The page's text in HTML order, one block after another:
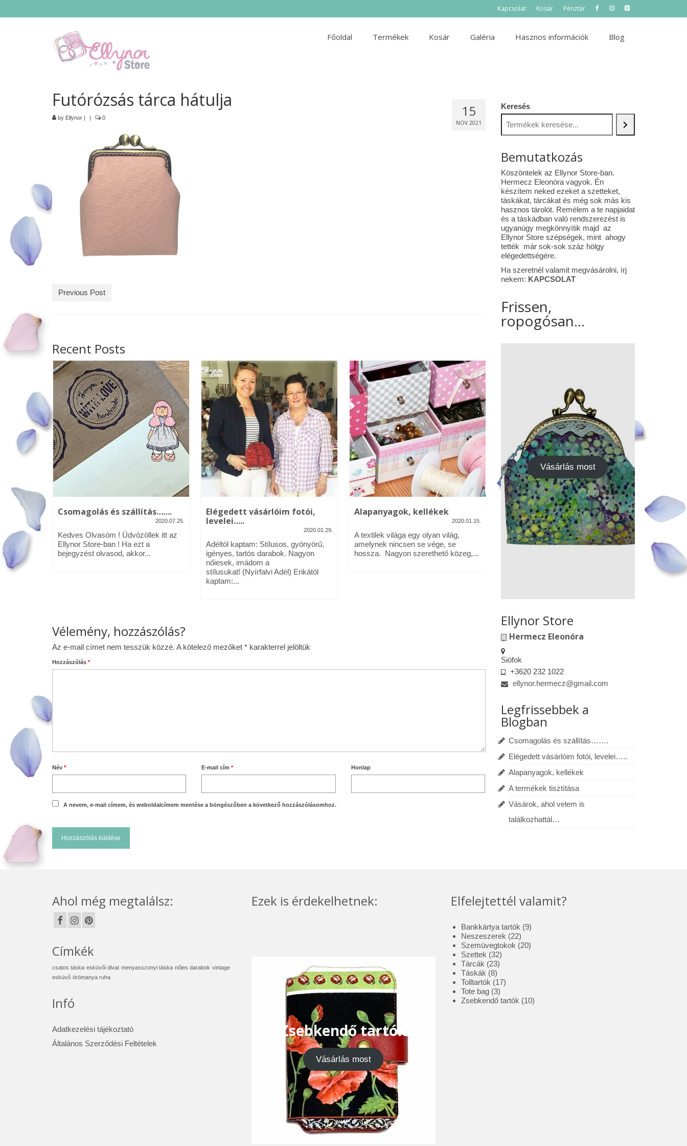
Kapcsolat Kosár Pénztár
Főoldal Termékek Kosár Galéria Hasznos információk Blog
15
NOV 2021
Futórózsás tárca hátulja
by Ellynor | | 0
Previous Post
Recent Posts
– Üdv
2020.01.09.
Ellynor
Csomagolás és szállítás…….
2020.07.25.
Kedves Olvasóm ! Üdvözöllek itt az
Ellynor Store-ban ! Ha ezt a
bejegyzést olvasod, akkor...
Elégedett vásárlóim fotói,
levelei…..
2020.01.29.
Adéltól kaptam: Stílusos, gyönyörű,
igényes, tartós darabok. Nagyon
nőiesek, imádom a
stílusukat! (Nyírfalvi Adél) Erikától
kaptam:...
Alapanyagok, kellékek
2020.01.15.
A textilek világa egy olyan világ,
amelynek nincsen se vége, se
hossza. Nagyon szerethető közeg,...
A termékek tisztítása
2020.01.13.
Alapanyagok: Tilda pamutvászon,
designer pamutvászon, lenvászon,
Kedves
Vélemény, hozzászólás?
Az e-mail címet nem tesszük közzé. A kötelező mezőket * karakterrel jelöltük
Hozzászólás *
Név * E-mail cím* Honlap
A nevem, e-mail címem, és weboldalcímem mentése a böngészőben a következő hozzászólásomhoz.
Keresés
Bemutatkozás
Köszöntelek az Ellynor Store-ban.
Hermecz Eleonóra vagyok. Én
készítem neked ezeket a szetteket,
táskákat, tárcákat és még sok más kis
hasznos tárolót. Remélem a te napjaidat
és a táskádban való rendszerezést is
ugyanúgy megkönnyítik majd az
Ellynor Store szépségek, mint ahogy
tették már sok-sok száz hölgy
elégedettségére.
Ha szeretnél valamit megvásárolni, írj
nekem: KAPCSOLAT
Frissen,
ropogósan...
Vásárlás most
Ellynor Store
Hermecz Eleonóra
Siófok
+3620 232 1022
ellynor.hermecz@gmail.com
Legfrissebbek a
Blogban
Csomagolás és szállítás…….
Elégedett vásárlóim fotói, levelei…..
Alapanyagok, kellékek
A termékek tisztítása
Vásárok, ahol velem is
találkozhattál…
Ahol még megtalálsz:
Címkék
csatos táska esküvői divat menyasszonyi táska nőies darabok vintage
esküvő örömanya ruha
Infó
Adatkezelési tájékoztató
Általános Szerződési Feltételek
Ezek is érdekelhetnek:
Zsebkendő tartók
Vásárlás most
Elfelejtettél valamit?
Bankkártya tartók 99
Neszeszerek 2222
termék
Szemüvegtokok 2020
Szettek 3232
termék
Tárcák 2323
termék
Táskák 88
termék
Tolltartók 1717
Tote bag 33
termék
Zsebkendő tartók 1010